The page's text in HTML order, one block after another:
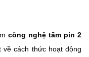
công nghệ tấm pin 2
về cách thức hoạt động